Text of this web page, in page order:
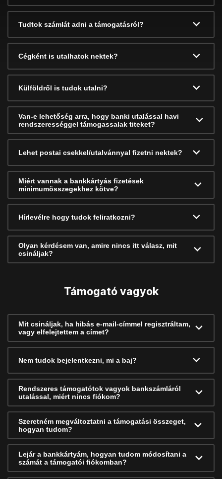
Tudtok számlát adni a támogatásról?
Cégként is utalhatok nektek?
Külföldről is tudok utalni?
Van-e lehetőség arra, hogy banki utalással havi
rendszerességgel támogassalak titeket?
Lehet postai csekkel/utalvánnyal fizetni nektek?
Miért vannak a bankkártyás fizetések
minimumösszegekhez kötve?
Hírlevélre hogy tudok feliratkozni?
Olyan kérdésem van, amire nincs itt válasz, mit
csináljak?
Támogató vagyok
Mit csináljak, ha hibás e-mail-címmel regisztráltam,
vagy elfelejtettem a címet?
Nem tudok bejelentkezni, mi a baj?
Rendszeres támogatótok vagyok bankszámláról
utalással, miért nincs fiókom?
Szeretném megváltoztatni a támogatási összeget,
hogyan tudom?
Lejár a bankkártyám, hogyan tudom módosítani a
számát a támogatói fiókomban?